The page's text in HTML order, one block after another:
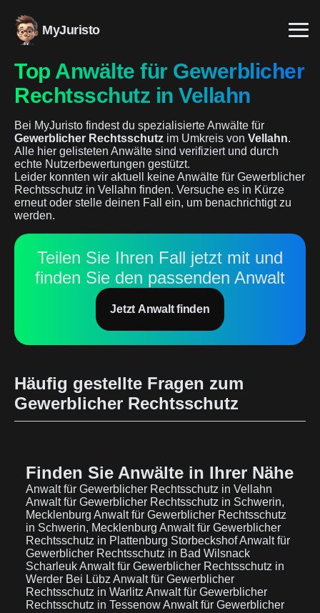
MyJuristo
Top Anwälte für Gewerblicher
Rechtsschutz in Vellahn
Bei MyJuristo findest du spezialisierte Anwälte für
Gewerblicher Rechtsschutz im Umkreis von Vellahn.
Alle hier gelisteten Anwälte sind verifiziert und durch
echte Nutzerbewertungen gestützt.
Leider konnten wir aktuell keine Anwälte für Gewerblicher
Rechtsschutz in Vellahn finden. Versuche es in Kürze
erneut oder stelle deinen Fall ein, um benachrichtigt zu
werden.
Teilen Sie Ihren Fall jetzt mit und
finden Sie den passenden Anwalt
Jetzt Anwalt finden
Häufig gestellte Fragen zum
Gewerblicher Rechtsschutz
Finden Sie Anwälte in Ihrer Nähe
Anwalt für Gewerblicher Rechtsschutz in Vellahn
Anwalt für Gewerblicher Rechtsschutz in Schwerin,
Mecklenburg Anwalt für Gewerblicher Rechtsschutz
in Schwerin, Mecklenburg Anwalt für Gewerblicher
Rechtsschutz in Plattenburg StorbeckshofAnwalt für
Gewerblicher Rechtsschutz in Bad Wilsnack
ScharleukAnwalt für Gewerblicher Rechtsschutz in
Werder Bei Lübz Anwalt für Gewerblicher
Rechtsschutz in Warlitz Anwalt für Gewerblicher
Rechtsschutz in TessenowAnwalt für Gewerblicher